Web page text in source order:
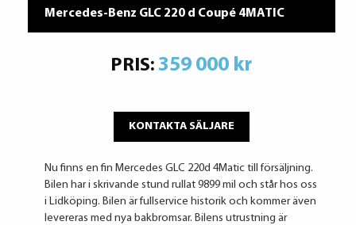
Mercedes-Benz GLC 220 d Coupé 4MATIC
PRIS: 359 000 kr
KONTAKTA SÄLJARE
Nu finns en fin Mercedes GLC 220d 4Matic till försäljning.
Bilen har i skrivande stund rullat 9899 mil och står hos oss
i Lidköping. Bilen är fullservice historik och kommer även
levereras med nya bakbromsar. Bilens utrustning är